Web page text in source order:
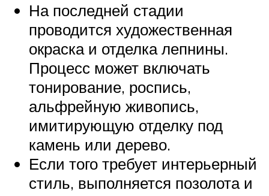
На последней стадии
проводится художественная
окраска и отделка лепнины.
Процесс может включать
тонирование, роспись,
альфрейную живопись,
имитирующую отделку под
камень или дерево.
Если того требует интерьерный
стиль, выполняется позолота и